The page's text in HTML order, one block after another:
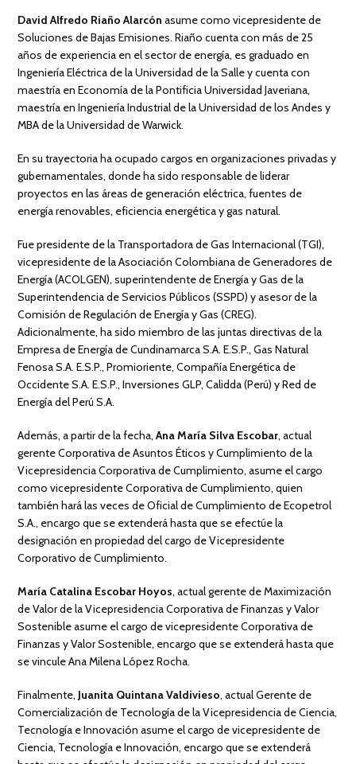
David Alfredo Riaño Alarcón asume como vicepresidente de
Soluciones de Bajas Emisiones. Riaño cuenta con más de 25
años de experiencia en el sector de energía, es graduado en
Ingeniería Eléctrica de la Universidad de la Salle y cuenta con
maestría en Economía de la Pontificia Universidad Javeriana,
maestría en Ingeniería Industrial de la Universidad de los Andes y
MBA de la Universidad de Warwick.
En su trayectoria ha ocupado cargos en organizaciones privadas y
gubernamentales, donde ha sido responsable de liderar
proyectos en las áreas de generación eléctrica, fuentes de
energía renovables, eficiencia energética y gas natural.
Fue presidente de la Transportadora de Gas Internacional (TGI),
vicepresidente de la Asociación Colombiana de Generadores de
Energía (ACOLGEN), superintendente de Energía y Gas de la
Superintendencia de Servicios Públicos (SSPD) y asesor de la
Comisión de Regulación de Energía y Gas (CREG).
Adicionalmente, ha sido miembro de las juntas directivas de la
Empresa de Energía de Cundinamarca S.A. E.S.P., Gas Natural
Fenosa S.A. E.S.P., Promioriente, Compañía Energética de
Occidente S.A. E.S.P., Inversiones GLP, Calidda (Perú) y Red de
Energía del Perú S.A.
Además, a partir de la fecha,Ana María Silva Escobar, actual
gerente Corporativa de Asuntos Éticos y Cumplimiento de la
Vicepresidencia Corporativa de Cumplimiento, asume el cargo
como vicepresidente Corporativa de Cumplimiento, quien
también hará las veces de Oficial de Cumplimiento de Ecopetrol
S.A., encargo que se extenderá hasta que se efectúe la
designación en propiedad del cargo de Vicepresidente
Corporativo de Cumplimiento.
María Catalina Escobar Hoyos, actual gerente de Maximización
de Valor de la Vicepresidencia Corporativa de Finanzas y Valor
Sostenible asume el cargo de vicepresidente Corporativa de
Finanzas y Valor Sostenible, encargo que se extenderá hasta que
se vincule Ana Milena López Rocha.
Finalmente, Juanita Quintana Valdivieso, actual Gerente de
Comercialización de Tecnología de la Vicepresidencia de Ciencia,
Tecnología e Innovación asume el cargo de vicepresidente de
Ciencia, Tecnología e Innovación, encargo que se extenderá